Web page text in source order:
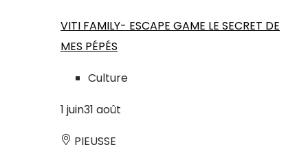
VITI FAMILY- ESCAPE GAME LE SECRET DE
MES PÉPÉS
Culture
1 juin31 août
PIEUSSE